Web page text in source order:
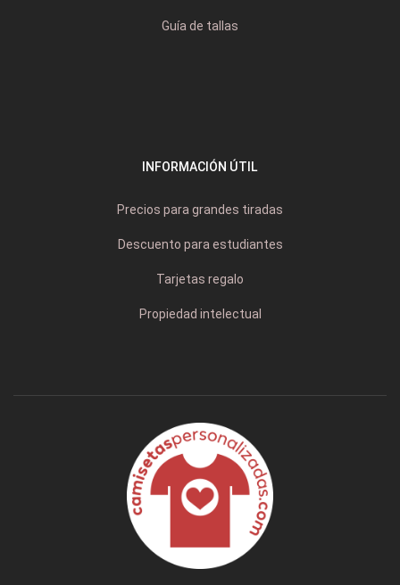
Guía de tallas
INFORMACIÓN ÚTIL
Precios para grandes tiradas
Descuento para estudiantes
Tarjetas regalo
Propiedad intelectual